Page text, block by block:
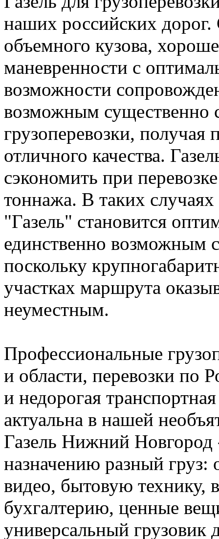
наших российских дорог.
объемного кузова,
маневренности с
возможности
возможным существенно
грузоперевозки,
отличного качества.
сэкономить при
тоннажа. В таких случаях
"Газель" становится
единственно возможным
поскольку
участках маршрута
неуместным.
Профессиональные
и области, перевозки по
и недорогая
актуальна в нашей
Газель Нижний Новгород
назначению разный груз:
видео, бытовую технику,
бухгалтерию, ценные
универсальный грузовик